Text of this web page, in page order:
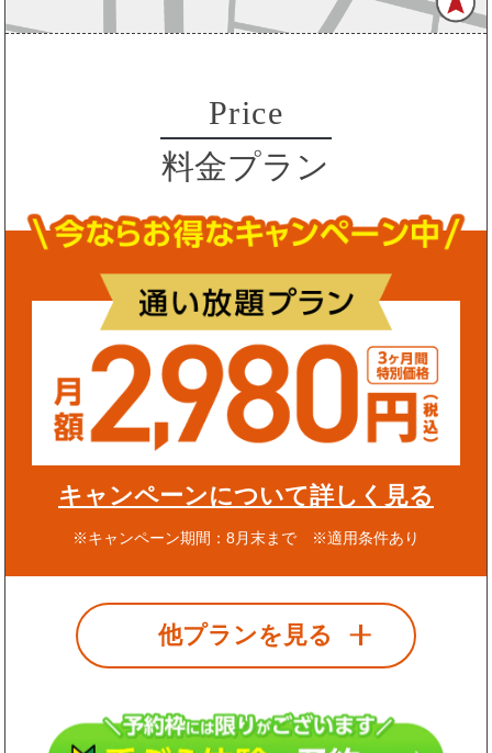
Price
料金プラン
キャンペーンについて詳しく見る
※キャンペーン期間：8月末まで ※適用条件あり
他プランを見る